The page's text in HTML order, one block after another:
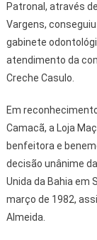
Patronal, através
Vargens,
gabinete
atendimento da
Creche Casulo.
Em
Camacã, a Loja
benfeitora e
decisão unânime
Unida da Bahia em
março de 1982,
Almeida.